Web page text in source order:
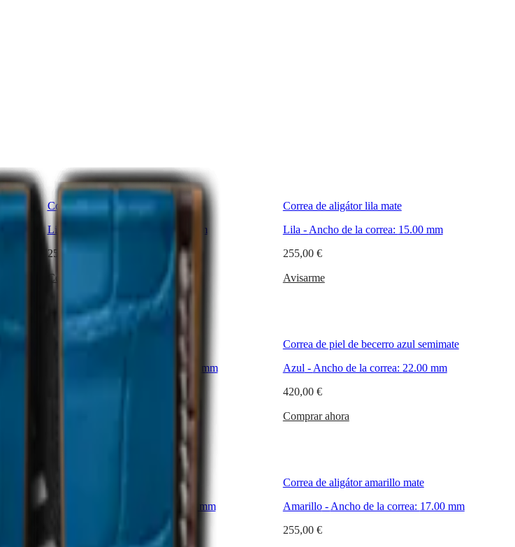
Correa de aligátor lila mate
Lila
17.00 mm
255,00 €
Comprar ahora
Correa de aligátor lila mate
Lila - Ancho de la correa: 15.00 mm
255,00 €
Avisarme
Correa de aligátor negro semimate
16.00 mm
Correa de piel de becerro azul semimate
Azul - Ancho de la correa: 22.00 mm
420,00 €
Comprar ahora
17.00 mm
Correa de aligátor amarillo mate
Amarillo- Ancho de la correa: 17.00 mm
255,00 €